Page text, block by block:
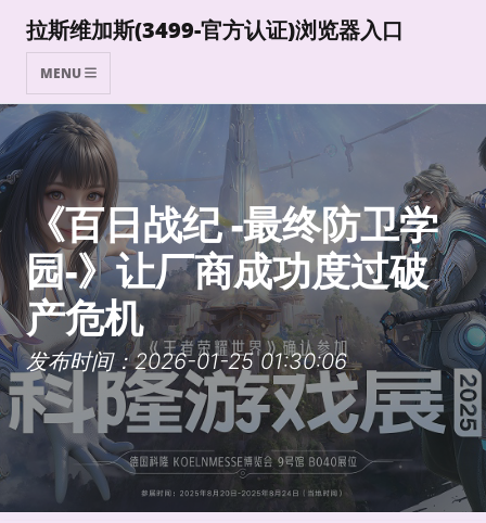
拉斯维加斯(3499-官方认证)浏览器入口
MENU
《百日战纪 -最终防卫学
园-》让厂商成功度过破
产危机
发布时间：2026-01-25 01:30:06